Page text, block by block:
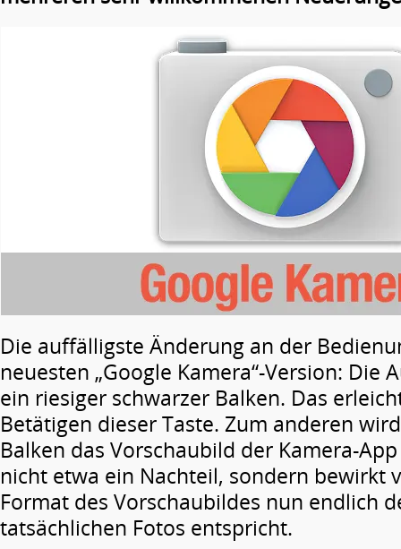
Die auffälligste Änderung an der
neuesten „Google Kamera“-Version: Die
ein riesiger schwarzer Balken. Das
Betätigen dieser Taste. Zum anderen
Balken das Vorschaubild der Kamera-
nicht etwa ein Nachteil, sondern bewirkt
Format des Vorschaubildes nun endlich
tatsächlichen Fotos entspricht.